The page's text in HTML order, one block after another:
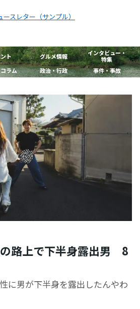
スレター（サンプル）
ト グルメ情報
インタビュー・
特集
ラム 政治・行政 事件・事故
路上で下半身露出男 8
に男が下半身を露出したんやわ